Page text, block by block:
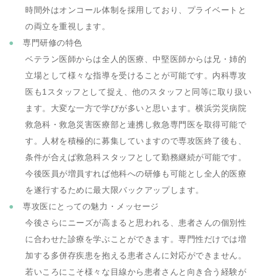
時間外はオンコール体制を採用しており、プライベートと
の両立を重視します。
専門研修の特色
ベテラン医師からは全人的医療、中堅医師からは兄・姉的
立場として様々な指導を受けることが可能です。内科専攻
医も1スタッフとして捉え、他のスタッフと同等に取り扱い
ます。大変な一方で学びが多いと思います。横浜労災病院
救急科・救急災害医療部と連携し救急専門医を取得可能で
す。人材を積極的に募集していますので専攻医終了後も、
条件が合えば救急科スタッフとして勤務継続が可能です。
今後医員が増員すれば他科への研修も可能とし全人的医療
を遂行するために最大限バックアップします。
専攻医にとっての魅力・メッセージ
今後さらにニーズが高まると思われる、患者さんの個別性
に合わせた診療を学ぶことができます。専門性だけでは増
加する多併存疾患を抱える患者さんに対応ができません。
若いころにこそ様々な目線から患者さんと向き合う経験が